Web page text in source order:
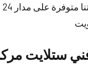
ستلايت